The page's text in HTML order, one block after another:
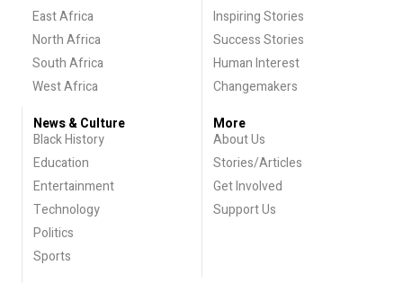
East Africa
North Africa
South Africa
West Africa
Inspiring Stories
Success Stories
Human Interest
Changemakers
News & Culture
Black History
Education
Entertainment
Technology
Politics
Sports
More
About Us
Stories/Articles
Get Involved
Support Us